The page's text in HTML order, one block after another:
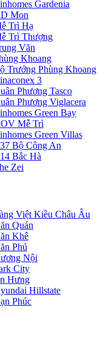
Gardenia
Mon
Trì Hạ
Trì Thượng
Văn
Khoang
Trưởng Phùng Khoang
3
Phương Tasco
Phương Viglacera
Green Bay
Mễ Trì
Green Villas
Bộ Công An
Bắc Hà
Zei
Việt Kiều Châu Âu
Quán
Khê
Phú
Nội
City
Hưng
Hillstate
Phúc